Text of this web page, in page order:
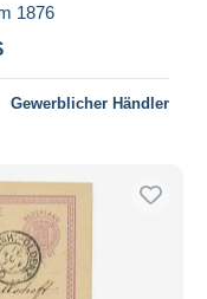
1876
Gewerblicher Händler